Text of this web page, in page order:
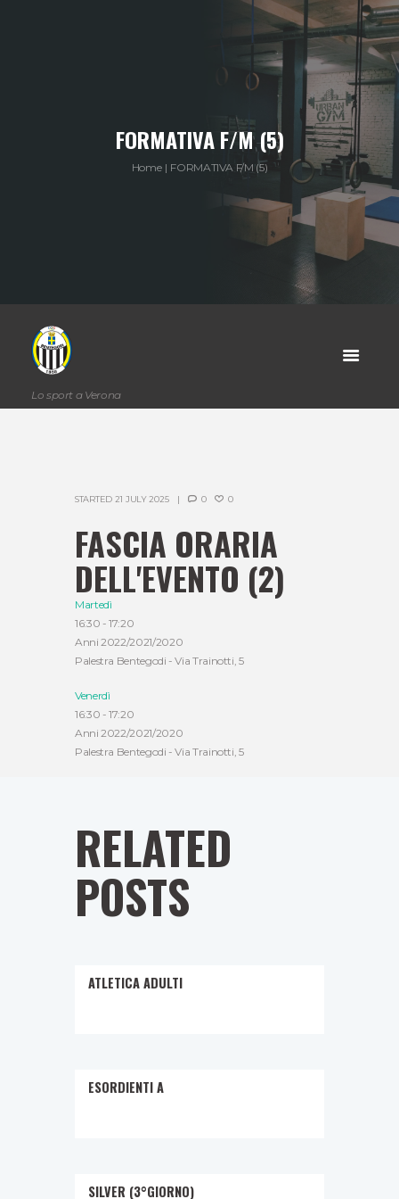
FORMATIVA F/M (5)
Home FORMATIVA F/M (5)
Lo sport a Verona
STARTED 21 JULY 2025 0 0
FASCIA ORARIA
DELL'EVENTO (2)
Martedì
16:30 -17:20
Anni 2022/2021/2020
Palestra Bentegodi - Via Trainotti, 5
Venerdì
16:30 -17:20
Anni 2022/2021/2020
Palestra Bentegodi - Via Trainotti, 5
RELATED
POSTS
ATLETICA ADULTI
ESORDIENTI A
SILVER (3°GIORNO)